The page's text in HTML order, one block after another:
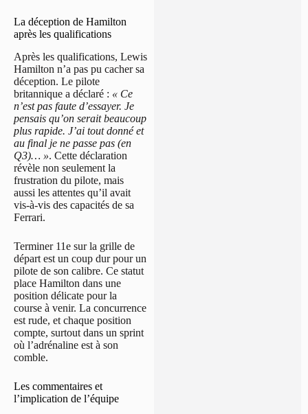
La déception de Hamilton
après les qualifications
Après les qualifications, Lewis
Hamilton n’a pas pu cacher sa
déception. Le pilote
britannique a déclaré : « Ce
n’est pas faute d’essayer. Je
pensais qu’on serait beaucoup
plus rapide. J’ai tout donné et
au final je ne passe pas (en
Q3)… ». Cette déclaration
révèle non seulement la
frustration du pilote, mais
aussi les attentes qu’il avait
vis-à-vis des capacités de sa
Ferrari.
Terminer 11e sur la grille de
départ est un coup dur pour un
pilote de son calibre. Ce statut
place Hamilton dans une
position délicate pour la
course à venir. La concurrence
est rude, et chaque position
compte, surtout dans un sprint
où l’adrénaline est à son
comble.
Les commentaires et
l’implication de l’équipe